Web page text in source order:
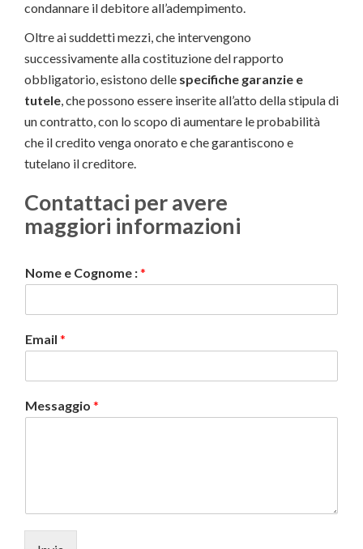
condannare il debitore all’adempimento.
Oltre ai suddetti mezzi, che intervengono
successivamente alla costituzione del rapporto
obbligatorio, esistono delle specifiche garanzie e
tutele, che possono essere inserite all’atto della stipula di
un contratto, con lo scopo di aumentare le probabilità
che il credito venga onorato e che garantiscono e
tutelano il creditore.
Contattaci per avere
maggiori informazioni
Nome e Cognome :*
Email *
Messaggio *